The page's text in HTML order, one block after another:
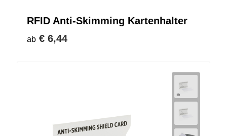
RFID Anti-Skimming Kartenhalter
ab € 6,44